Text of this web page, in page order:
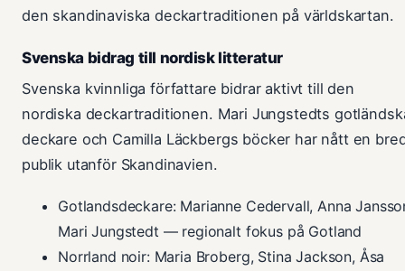
den skandinaviska deckartraditionen på världskartan.
Svenska bidrag till nordisk litteratur
Svenska kvinnliga författare bidrar aktivt till den
nordiska deckartraditionen. Mari Jungstedts
deckare och Camilla Läckbergs böcker har nått en
publik utanför Skandinavien.
Gotlandsdeckare: Marianne Cedervall, Anna
Mari Jungstedt — regionalt fokus på Gotland
Norrland noir: Maria Broberg, Stina Jackson, Åsa